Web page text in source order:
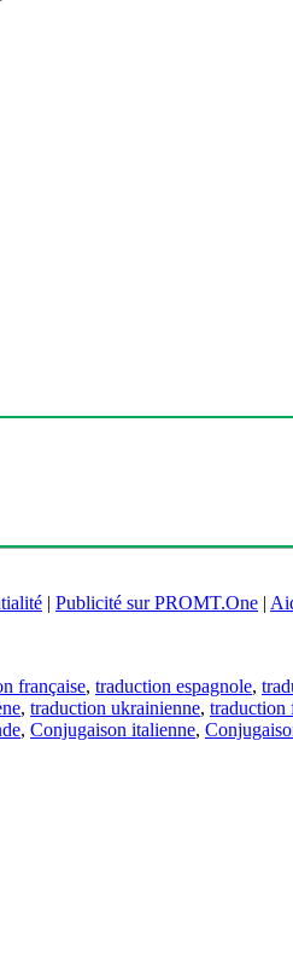
| Publicité sur PROMT.One |
française, traduction espagnole,
, traduction ukrainienne, traduction
, Conjugaison italienne,